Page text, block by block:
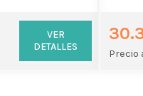
VER
DETALLES
Precio